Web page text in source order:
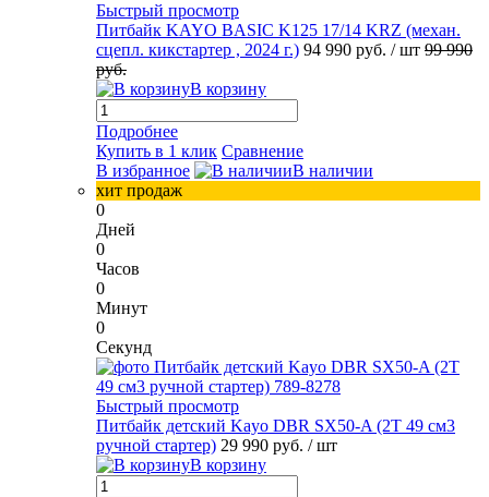
Быстрый просмотр
Питбайк KAYO BASIC K125 17/14 KRZ (механ.
сцепл. кикстартер , 2024 г.) 94 990 руб. / шт 99 990
руб.
В корзину
Подробнее
Купить в 1 клик Сравнение
В избранное
В наличии
хит продаж
0
Дней
0
Часов
0
Минут
0
Секунд
Быстрый просмотр
Питбайк детский Kayo DBR SX50-A (2T 49 см3
ручной стартер) 29 990 руб. / шт
В корзину